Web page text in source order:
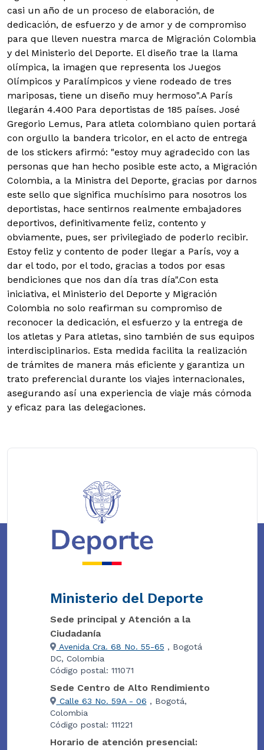
casi un año de un proceso de elaboración, de
dedicación, de esfuerzo y de amor y de compromiso
para que lleven nuestra marca de Migración Colombia
y del Ministerio del Deporte. El diseño trae la llama
olímpica, la imagen que representa los Juegos
Olímpicos y Paralímpicos y viene rodeado de tres
mariposas, tiene un diseño muy hermoso".A París
llegarán 4.400 Para deportistas de 185 países. José
Gregorio Lemus, Para atleta colombiano quien portará
con orgullo la bandera tricolor, en el acto de entrega
de los stickers afirmó: "estoy muy agradecido con las
personas que han hecho posible este acto, a Migración
Colombia, a la Ministra del Deporte, gracias por darnos
este sello que significa muchísimo para nosotros los
deportistas, hace sentirnos realmente embajadores
deportivos, definitivamente feliz, contento y
obviamente, pues, ser privilegiado de poderlo recibir.
Estoy feliz y contento de poder llegar a París, voy a
dar el todo, por el todo, gracias a todos por esas
bendiciones que nos dan día tras día".Con esta
iniciativa, el Ministerio del Deporte y Migración
Colombia no solo reafirman su compromiso de
reconocer la dedicación, el esfuerzo y la entrega de
los atletas y Para atletas, sino también de sus equipos
interdisciplinarios. Esta medida facilita la realización
de trámites de manera más eficiente y garantiza un
trato preferencial durante los viajes internacionales,
asegurando así una experiencia de viaje más cómoda
y eficaz para las delegaciones.
Ministerio del Deporte
Sede principal y Atención a la
Ciudadanía
Avenida Cra. 68 No. 55-65 , Bogotá
DC, Colombia
Código postal: 111071
Sede Centro de Alto Rendimiento
Calle 63 No. 59A - 06 , Bogotá,
Colombia
Código postal: 111221
Horario de atención presencial: